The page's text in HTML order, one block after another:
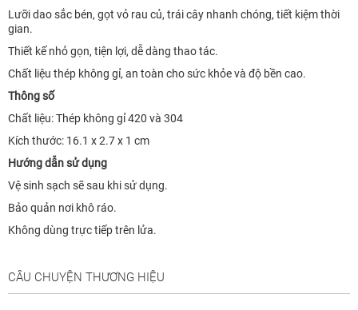
Lưỡi dao sắc bén, gọt vỏ rau củ, trái cây nhanh chóng, tiết kiệm thời
gian.
Thiết kế nhỏ gọn, tiện lợi, dễ dàng thao tác.
Chất liệu thép không gỉ, an toàn cho sức khỏe và độ bền cao.
Thông số
Chất liệu: Thép không gỉ 420 và 304
Kích thước: 16.1 x 2.7 x 1 cm
Hướng dẫn sử dụng
Vệ sinh sạch sẽ sau khi sử dụng.
Bảo quản nơi khô ráo.
Không dùng trực tiếp trên lửa.
CÂU CHUYỆN THƯƠNG HIỆU